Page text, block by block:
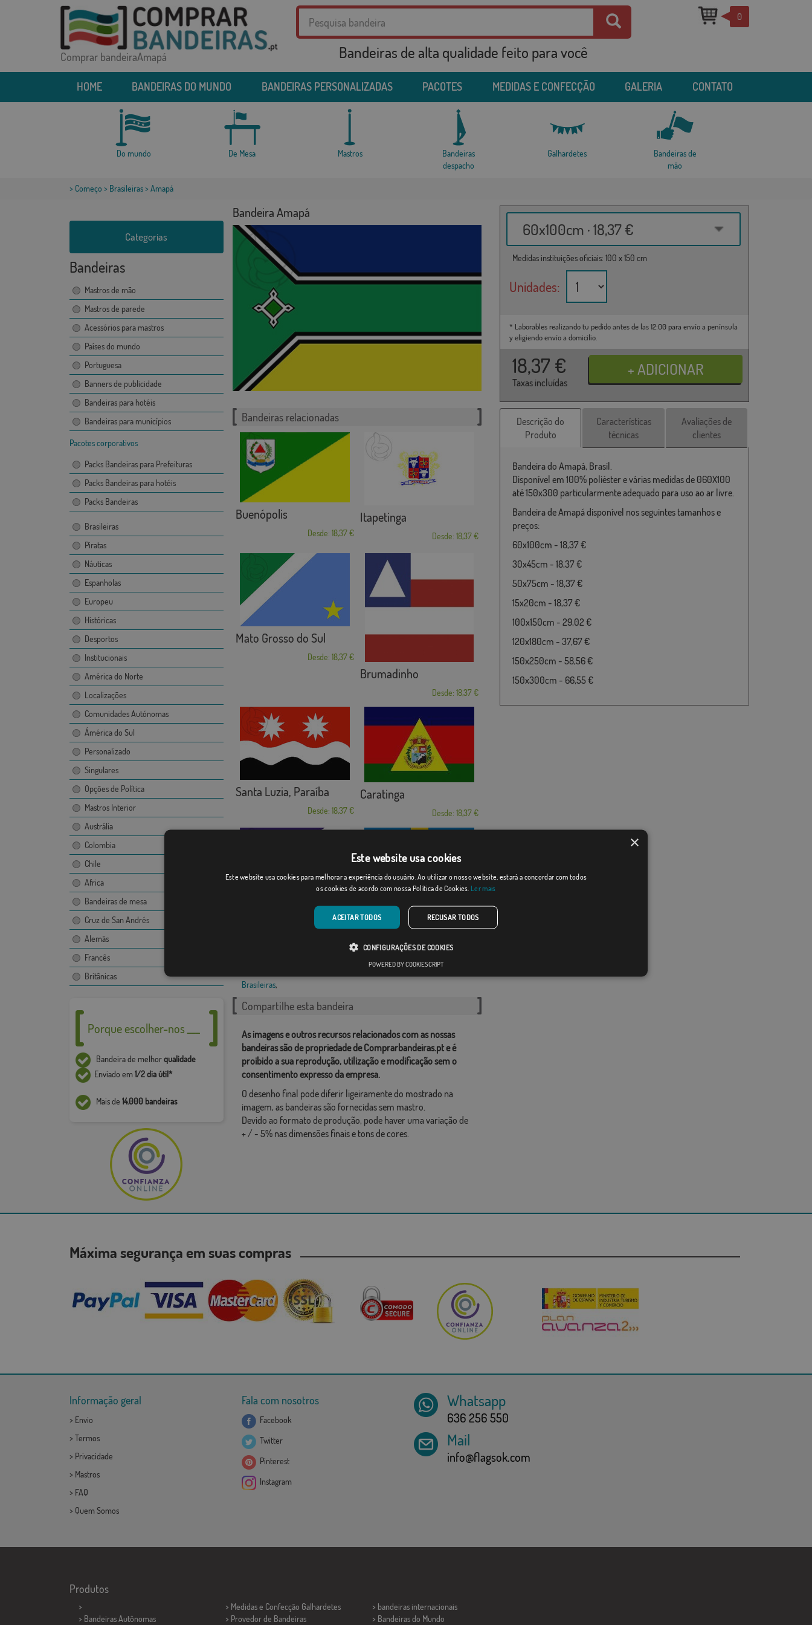
Comprar bandeiraAmapá Bandeiras de alta qualidade feito para você
0
HOME BANDEIRAS DO MUNDO BANDEIRAS PERSONALIZADAS PACOTES MEDIDAS E CONFECÇÃO GALERIA CONTATO
Do mundo De Mesa Mastros
Bandeiras
despacho
Galhardetes
Bandeiras de
mão
> Começo > Brasileiras> Amapá
Categorias
Bandeiras
Mastros de mão
Mastros de parede
Acessórios para mastros
Países do mundo
Portuguesa
Banners de publicidade
Bandeiras para hotéis
Bandeiras para municípios
Pacotes corporativos
Packs Bandeiras para Prefeituras
Packs Bandeiras para hotéis
Packs Bandeiras
Brasileiras
Piratas
Náuticas
Espanholas
Europeu
Históricas
Desportos
Institucionais
América do Norte
Localizações
Comunidades Autónomas
Ámérica do Sul
Personalizado
Singulares
Opções de Política
Mastros Interior
Austrália
Colombia
Chile
Africa
Bandeiras de mesa
Cruz de San Andrés
Alemãs
Francês
Britânicas
Porque escolher-nos ___
Bandeira de melhorqualidade
Enviado em1/2 dia útil*
Mais de 14.000 bandeiras
Bandeira Amapá
60x100cm · 18,37 €
Medidas instituições oficiais: 100 x 150 cm
Unidades:
* Laborables realizando tu pedido antes de las 12:00 para envío a península
y eligiendo envío a domicilio.
18,37 €
Taxas incluídas
Bandeiras relacionadas
Buenópolis
Desde: 18,37 €
Itapetinga
Desde: 18,37 €
Mato Grosso do Sul
Desde: 18,37 €
Brumadinho
Desde: 18,37 €
Santa Luzia, Paraíba
Desde: 18,37 €
Caratinga
Desde: 18,37 €
Desde: 18,37 €
Guararapes
Brasileiras,
Compartilhe esta bandeira
As imagens e outros recursos relacionados com as nossas
bandeiras são de propriedade de Comprarbandeiras.pt e é
proibido a sua reprodução, utilização e modificação sem o
consentimento expresso da empresa.
O desenho final pode diferir ligeiramente do mostrado na
imagem, as bandeiras são fornecidas sem mastro.
Devido ao formato de produção, pode haver uma variação de
+ / - 5% nas dimensões finais e tons de cores.
Descrição do
Produto
Características
técnicas
Avaliações de
clientes
Bandeira do Amapá, Brasil.
Disponível em 100% poliéster e várias medidas de 060X100
até 150x300 particularmente adequado para uso ao ar livre.
Bandeira de Amapá disponível nos seguintes tamanhos e
preços:
60x100cm - 18,37 €
30x45cm - 18,37 €
50x75cm - 18,37 €
15x20cm - 18,37 €
100x150cm - 29,02 €
120x180cm - 37,67 €
150x250cm - 58,56 €
150x300cm - 66,55 €
Máxima segurança em suas compras
Informação geral
> Envio
> Termos
> Privacidade
> Mastros
> FAQ
> Quem Somos
Fala com nosotros
Facebook
Twitter
Pinterest
Instagram
Whatsapp
636 256 550
Mail
info@flagsok.com
Produtos
>
> Bandeiras Autônomas
> Medidas e Confecção Galhardetes
> Provedor de Bandeiras
> bandeiras internacionais
> Bandeiras do Mundo
×
Este website usa cookies
Este website usa cookies para melhorar a experiência do usuário. Ao utilizar o nosso website, estará a concordar com todos
os cookies de acordo com nossa Política de Cookies. Ler mais
ACEITAR TODOS RECUSAR TODOS
CONFIGURAÇÕES DE COOKIES
POWERED BY COOKIESCRIPT